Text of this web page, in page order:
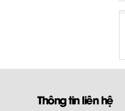
Thông tin liên hệ